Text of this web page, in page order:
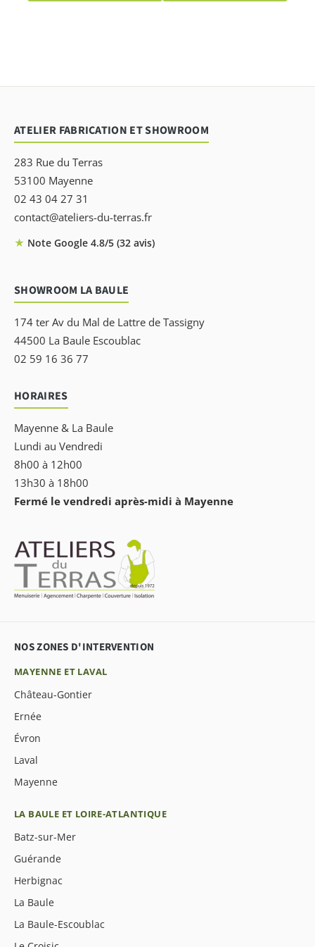
ATELIER FABRICATION ET SHOWROOM
283 Rue du Terras
53100 Mayenne
02 43 04 27 31
contact@ateliers-du-terras.fr
★ Note Google 4.8/5 (32 avis)
SHOWROOM LA BAULE
174 ter Av du Mal de Lattre de Tassigny
44500 La Baule Escoublac
02 59 16 36 77
HORAIRES
Mayenne & La Baule
Lundi au Vendredi
8h00 à 12h00
13h30 à 18h00
Fermé le vendredi après-midi à Mayenne
NOS ZONES D'INTERVENTION
MAYENNE ET LAVAL
Château-Gontier
Ernée
Évron
Laval
Mayenne
LA BAULE ET LOIRE-ATLANTIQUE
Batz-sur-Mer
Guérande
Herbignac
La Baule
La Baule-Escoublac